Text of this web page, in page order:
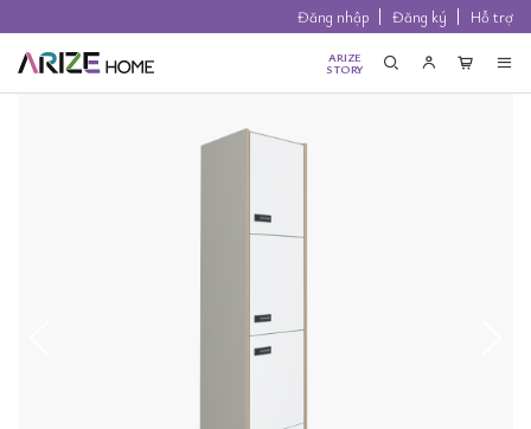
Đăng nhập Đăng ký Hỗ trợ
ARIZE
STORY